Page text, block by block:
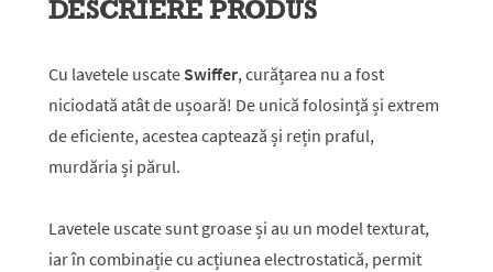
Read
Același
de
pagină.
DESCRIERE PRODUS
Cu lavetele uscate Swiffer, curățarea nu a fost
niciodată atât de ușoară! De unică folosință și extrem
de eficiente, acestea captează și rețin praful,
murdăria și părul.
Lavetele uscate sunt groase și au un model texturat,
iar în combinație cu acțiunea electrostatică, permit